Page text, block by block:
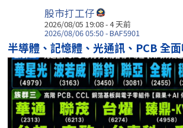
股市打工仔
2026/08/05 19:08 - 4 天前
2026/08/06 05:50 - BAF5901
半導體、記憶體、光通訊、PCB 全面